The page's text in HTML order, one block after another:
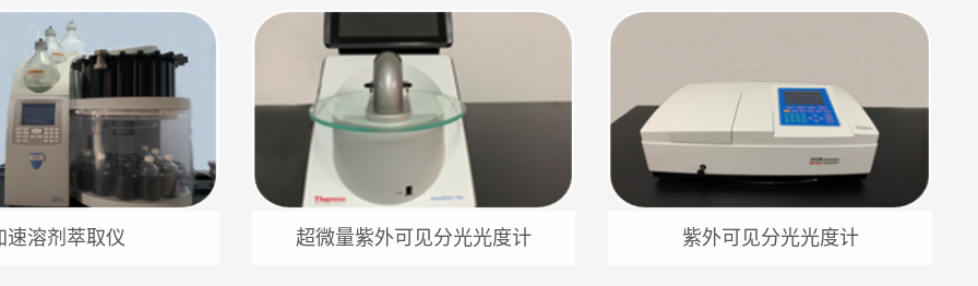
速溶剂萃取仪 超微量紫外可见分光光度计 紫外可见分光光度计